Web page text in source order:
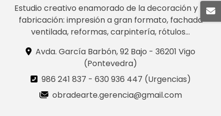
Estudio creativo enamorado de la decoración y la
fabricación: impresión a gran formato, fachada
ventilada, reformas, carpintería, rótulos...
Avda. García Barbón, 92 Bajo - 36201 Vigo
(Pontevedra)
986 241 837 - 630 936 447 (Urgencias)
obradearte.gerencia@gmail.com